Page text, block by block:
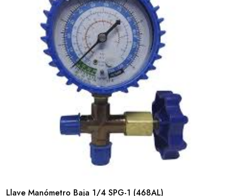
Llave Manómetro Baja 1/4 SPG-1 (468AL)